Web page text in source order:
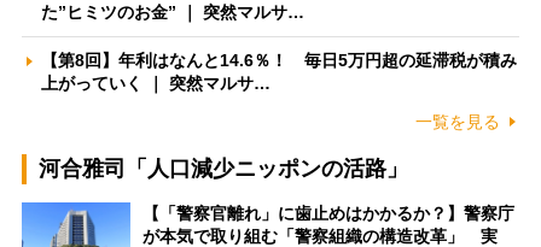
た”ヒミツのお金” ｜ 突然マルサ…
【第8回】年利はなんと14.6％！ 毎日5万円超の延滞税が積み
上がっていく ｜ 突然マルサ…
一覧を見る
河合雅司「人口減少ニッポンの活路」
【「警察官離れ」に歯止めはかかるか？】警察庁
が本気で取り組む「警察組織の構造改革」 実